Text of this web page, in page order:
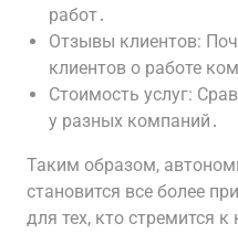
работ․
Отзывы клиентов:
клиентов о работе
Стоимость услуг:
у разных компаний․
Таким образом,
становится все более
для тех, кто стремится